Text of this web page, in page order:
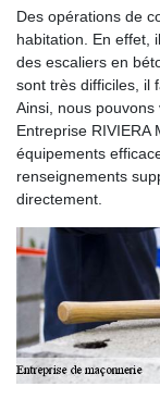
Des opérations de
habitation. En effet,
des escaliers en
sont très difficiles, il
Ainsi, nous
Entreprise RIVIERA
équipements
renseignements
directement.